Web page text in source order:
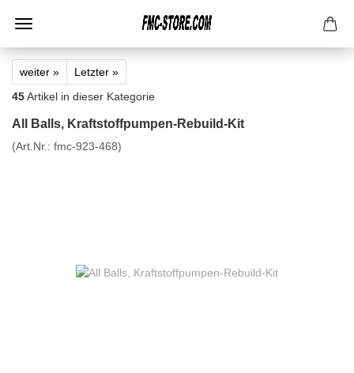
weiter »
Letzter »
45Artikel in dieser Kategorie
All Balls, Kraftstoffpumpen-Rebuild-Kit
(Art.Nr.: fmc-923-468)